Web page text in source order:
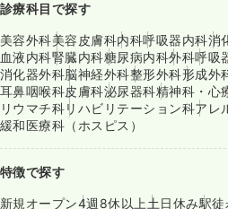
診療科目で探す
美容外科美容皮膚科内科呼吸器内科消
血液内科腎臓内科糖尿病内科外科呼吸
消化器外科脳神経外科整形外科形成外
耳鼻咽喉科皮膚科泌尿器科精神科・心
リウマチ科リハビリテーション科アレ
緩和医療科（ホスピス）
特徴で探す
新規オープン4週8休以上 土日休み駅徒